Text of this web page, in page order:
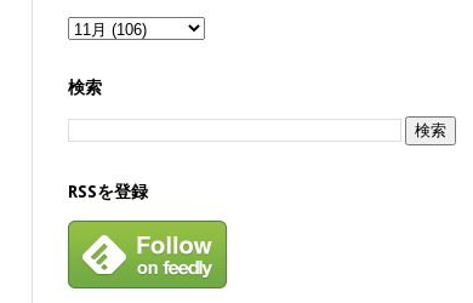
検索
RSSを登録